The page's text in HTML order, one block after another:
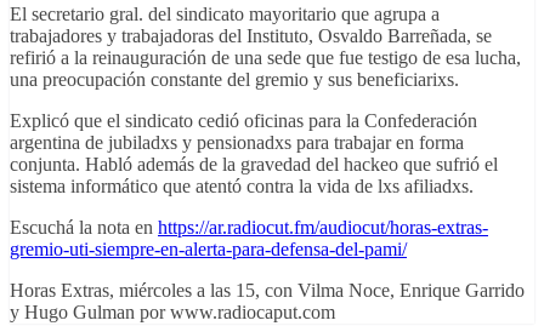
El secretario gral. del sindicato mayoritario que agrupa a
trabajadores y trabajadoras del Instituto, Osvaldo Barreñada, se
refirió a la reinauguración de una sede que fue testigo de esa lucha,
una preocupación constante del gremio y sus beneficiarixs.
Explicó que el sindicato cedió oficinas para la Confederación
argentina de jubiladxs y pensionadxs para trabajar en forma
conjunta. Habló además de la gravedad del hackeo que sufrió el
sistema informático que atentó contra la vida de lxs afiliadxs.
Escuchá la nota en https://ar.radiocut.fm/audiocut/horas-extras-
gremio-uti-siempre-en-alerta-para-defensa-del-pami/
Horas Extras, miércoles a las 15, con Vilma Noce, Enrique Garrido
y Hugo Gulman por www.radiocaput.com